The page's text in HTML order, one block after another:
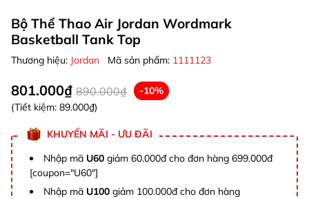
Bộ Thể Thao Air Jordan Wordmark
Basketball Tank Top
Thương hiệu: Jordan Mã sản phẩm: 1111123
801.000₫ 890.000₫
-10%
(Tiết kiệm: 89.000₫)
KHUYẾN MÃI - ƯU ĐÃI
Nhập mã U60 giảm 60.000đ cho đơn hàng 699.000đ
[coupon="U60"]
Nhập mã U100 giảm 100.000đ cho đơn hàng